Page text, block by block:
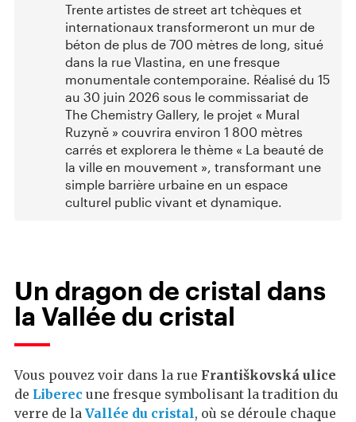
Trente artistes de street art tchèques et
internationaux transformeront un mur de
béton de plus de 700 mètres de long, situé
dans la rue Vlastina, en une fresque
monumentale contemporaine. Réalisé du 15
au 30 juin 2026 sous le commissariat de
The Chemistry Gallery, le projet « Mural
Ruzyně » couvrira environ 1 800 mètres
carrés et explorera le thème « La beauté de
la ville en mouvement », transformant une
simple barrière urbaine en un espace
culturel public vivant et dynamique.
Un dragon de cristal dans
la Vallée du cristal
Vous pouvez voir dans la rue Františkovská ulice
de Liberec une fresque symbolisant la tradition du
verre de la Vallée du cristal, où se déroule chaque